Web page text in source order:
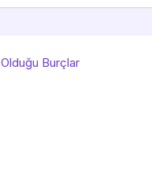
Burçlar